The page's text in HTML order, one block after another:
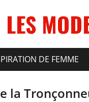
LES
DE FEMME
la